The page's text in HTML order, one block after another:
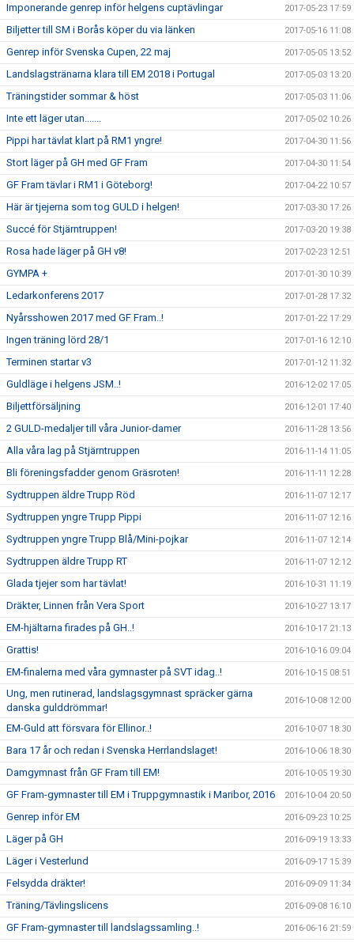
Imponerande genrep inför helgens cuptävlingar 2017-05-23 17:59
Biljetter till SM i Borås köper du via länken 2017-05-16 11:08
Genrep inför Svenska Cupen, 22 maj 2017-05-05 13:52
Landslagstränarna klara till EM 2018 i Portugal 2017-05-03 13:20
Träningstider sommar & höst 2017-05-03 11:06
Inte ett läger utan....... 2017-05-02 10:26
Pippi har tävlat klart på RM1 yngre! 2017-04-30 11:56
Stort läger på GH med GF Fram 2017-04-30 11:54
GF Fram tävlar i RM1 i Göteborg! 2017-04-22 10:57
Här är tjejerna som tog GULD i helgen! 2017-03-30 17:26
Succé för Stjärntruppen! 2017-03-20 19:38
Rosa hade läger på GH v8! 2017-02-23 12:51
GYMPA + 2017-01-30 10:39
Ledarkonferens 2017 2017-01-28 17:32
Nyårsshowen 2017 med GF Fram..! 2017-01-22 17:29
Ingen träning lörd 28/1 2017-01-16 12:10
Terminen startar v3 2017-01-12 11:32
Guldläge i helgens JSM..! 2016-12-02 17:05
Biljettförsäljning 2016-12-01 17:40
2 GULD-medaljer till våra Junior-damer 2016-11-28 13:56
Alla våra lag på Stjärntruppen 2016-11-14 11:05
Bli föreningsfadder genom Gräsroten! 2016-11-11 12:28
Sydtruppen äldre Trupp Röd 2016-11-07 12:17
Sydtruppen yngre Trupp Pippi 2016-11-07 12:16
Sydtruppen yngre Trupp Blå/Mini-pojkar 2016-11-07 12:14
Sydtruppen äldre Trupp RT 2016-11-07 12:12
Glada tjejer som har tävlat! 2016-10-31 11:19
Dräkter, Linnen från Vera Sport 2016-10-27 13:17
EM-hjältarna firades på GH..! 2016-10-17 21:13
Grattis! 2016-10-16 09:04
EM-finalerna med våra gymnaster på SVT idag..! 2016-10-15 08:51
Ung, men rutinerad, landslagsgymnast spräcker gärna
danska gulddrömmar!
2016-10-08 12:00
EM-Guld att försvara för Ellinor..! 2016-10-07 18:30
Bara 17 år och redan i Svenska Herrlandslaget! 2016-10-06 18:30
Damgymnast från GF Fram till EM! 2016-10-05 19:30
GF Fram-gymnaster till EM i Truppgymnastik i Maribor, 2016 2016-10-04 20:50
Genrep inför EM 2016-09-23 10:25
Läger på GH 2016-09-19 13:33
Läger i Vesterlund 2016-09-17 15:39
Felsydda dräkter! 2016-09-09 11:34
Träning/Tävlingslicens 2016-09-08 16:10
GF Fram-gymnaster till landslagssamling..! 2016-06-16 21:59